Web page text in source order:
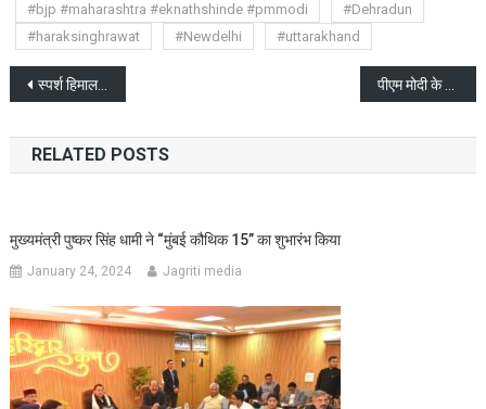
#bjp #maharashtra #eknathshinde #pmmodi
#Dehradun
#haraksinghrawat
#Newdelhi #uttarakhand
Post
navigation
स्पर्श हिमालय महोत्सव-2025 का समापन पीएम मोदी के “उत्तराखंड राज्य रजत उत्सव” के अवसर पर दून आने की तैयारी जोर पर
RELATED POSTS
मुख्यमंत्री पुष्कर सिंह धामी ने “मुंबई कौथिक 15” का शुभारंभ किया
January 24, 2024 Jagriti media